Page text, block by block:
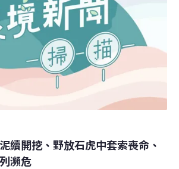
續開挖、野放石虎中套索喪命、
瀕危